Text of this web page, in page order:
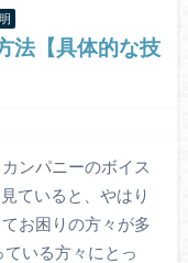
法【具体的な技
ンパニーのボイス
ていると、やはり
お困りの方々が多
いる方々にとっ